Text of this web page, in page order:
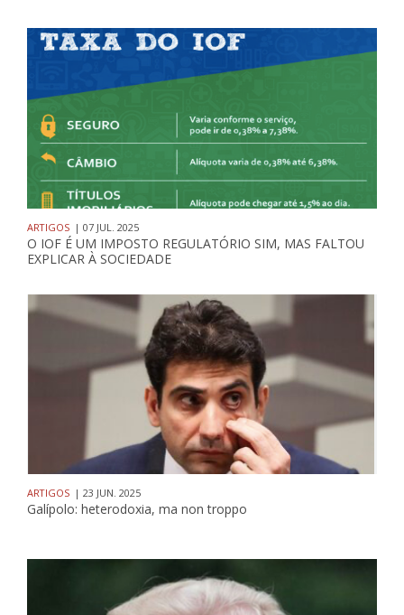
ARTIGOS | 07 JUL. 2025
O IOF É UM IMPOSTO REGULATÓRIO SIM, MAS FALTOU
EXPLICAR À SOCIEDADE
ARTIGOS | 23 JUN. 2025
Galípolo: heterodoxia, ma non troppo